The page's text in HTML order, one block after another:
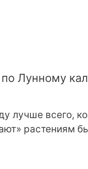
Лунному
лучше всего,
растениям